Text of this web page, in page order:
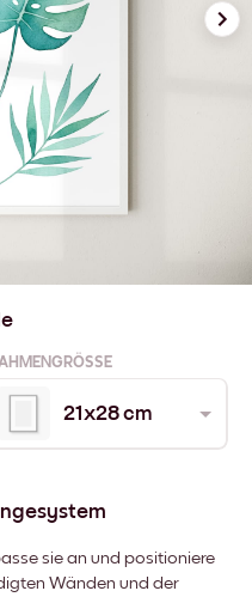
21x28 cm
sie an und positioniere
Wänden und der